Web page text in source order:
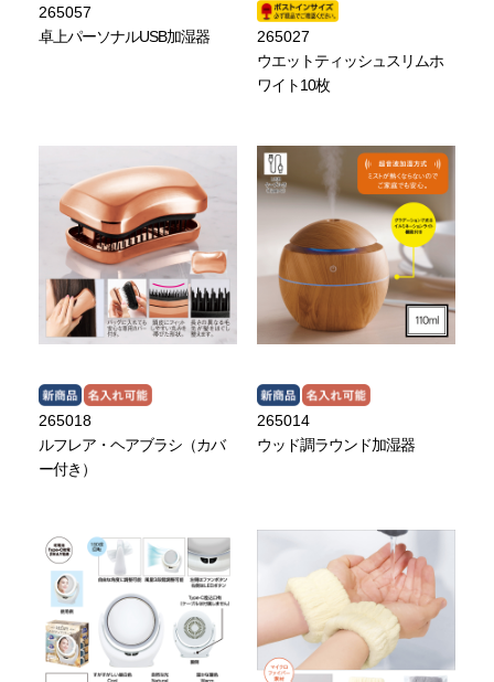
265057
卓上パーソナルUSB加湿器
265027
ウエットティッシュスリムホ
ワイト10枚
265018
ルフレア・ヘアブラシ（カバ
ー付き）
265014
ウッド調ラウンド加湿器